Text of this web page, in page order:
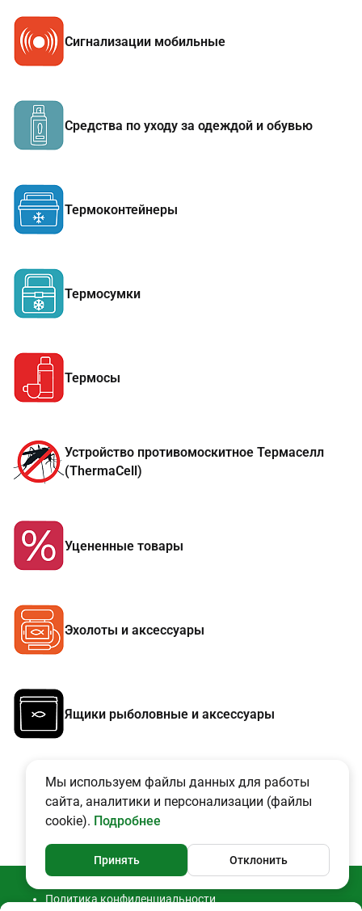
Сигнализации мобильные
Средства по уходу за одеждой и обувью
Термоконтейнеры
Термосумки
Термосы
Устройство противомоскитное Термаселл
(ThermaCell)
Уцененные товары
Эхолоты и аксессуары
Ящики рыболовные и аксессуары
Политика конфиденциальности
Мы используем файлы данных для работы
сайта, аналитики и персонализации (файлы
cookie). Подробнее
Принять Отклонить